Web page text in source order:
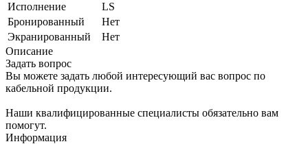
Исполнение
LS
Бронированный
Нет
Экранированный
Нет
Описание
Задать вопрос
Вы можете задать любой интересующий вас вопрос по
кабельной продукции.
Наши квалифицированные специалисты обязательно вам
помогут.
Информация